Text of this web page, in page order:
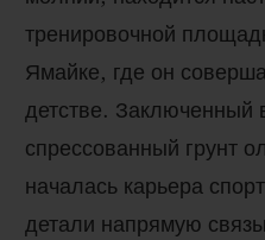
тренировочной
Ямайке, где он
детстве. Заключенный
спрессованный грунт
началась карьера
детали напрямую